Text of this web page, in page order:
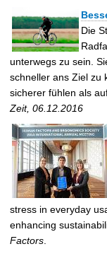
Die
unterwegs zu sein.
schneller ans Ziel zu
sicherer fühlen als
Zeit, 06.12.2016
stress in everyday
enhancing
Factors.